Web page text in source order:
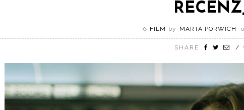
FILM by MARTA PORWICH
SHARE